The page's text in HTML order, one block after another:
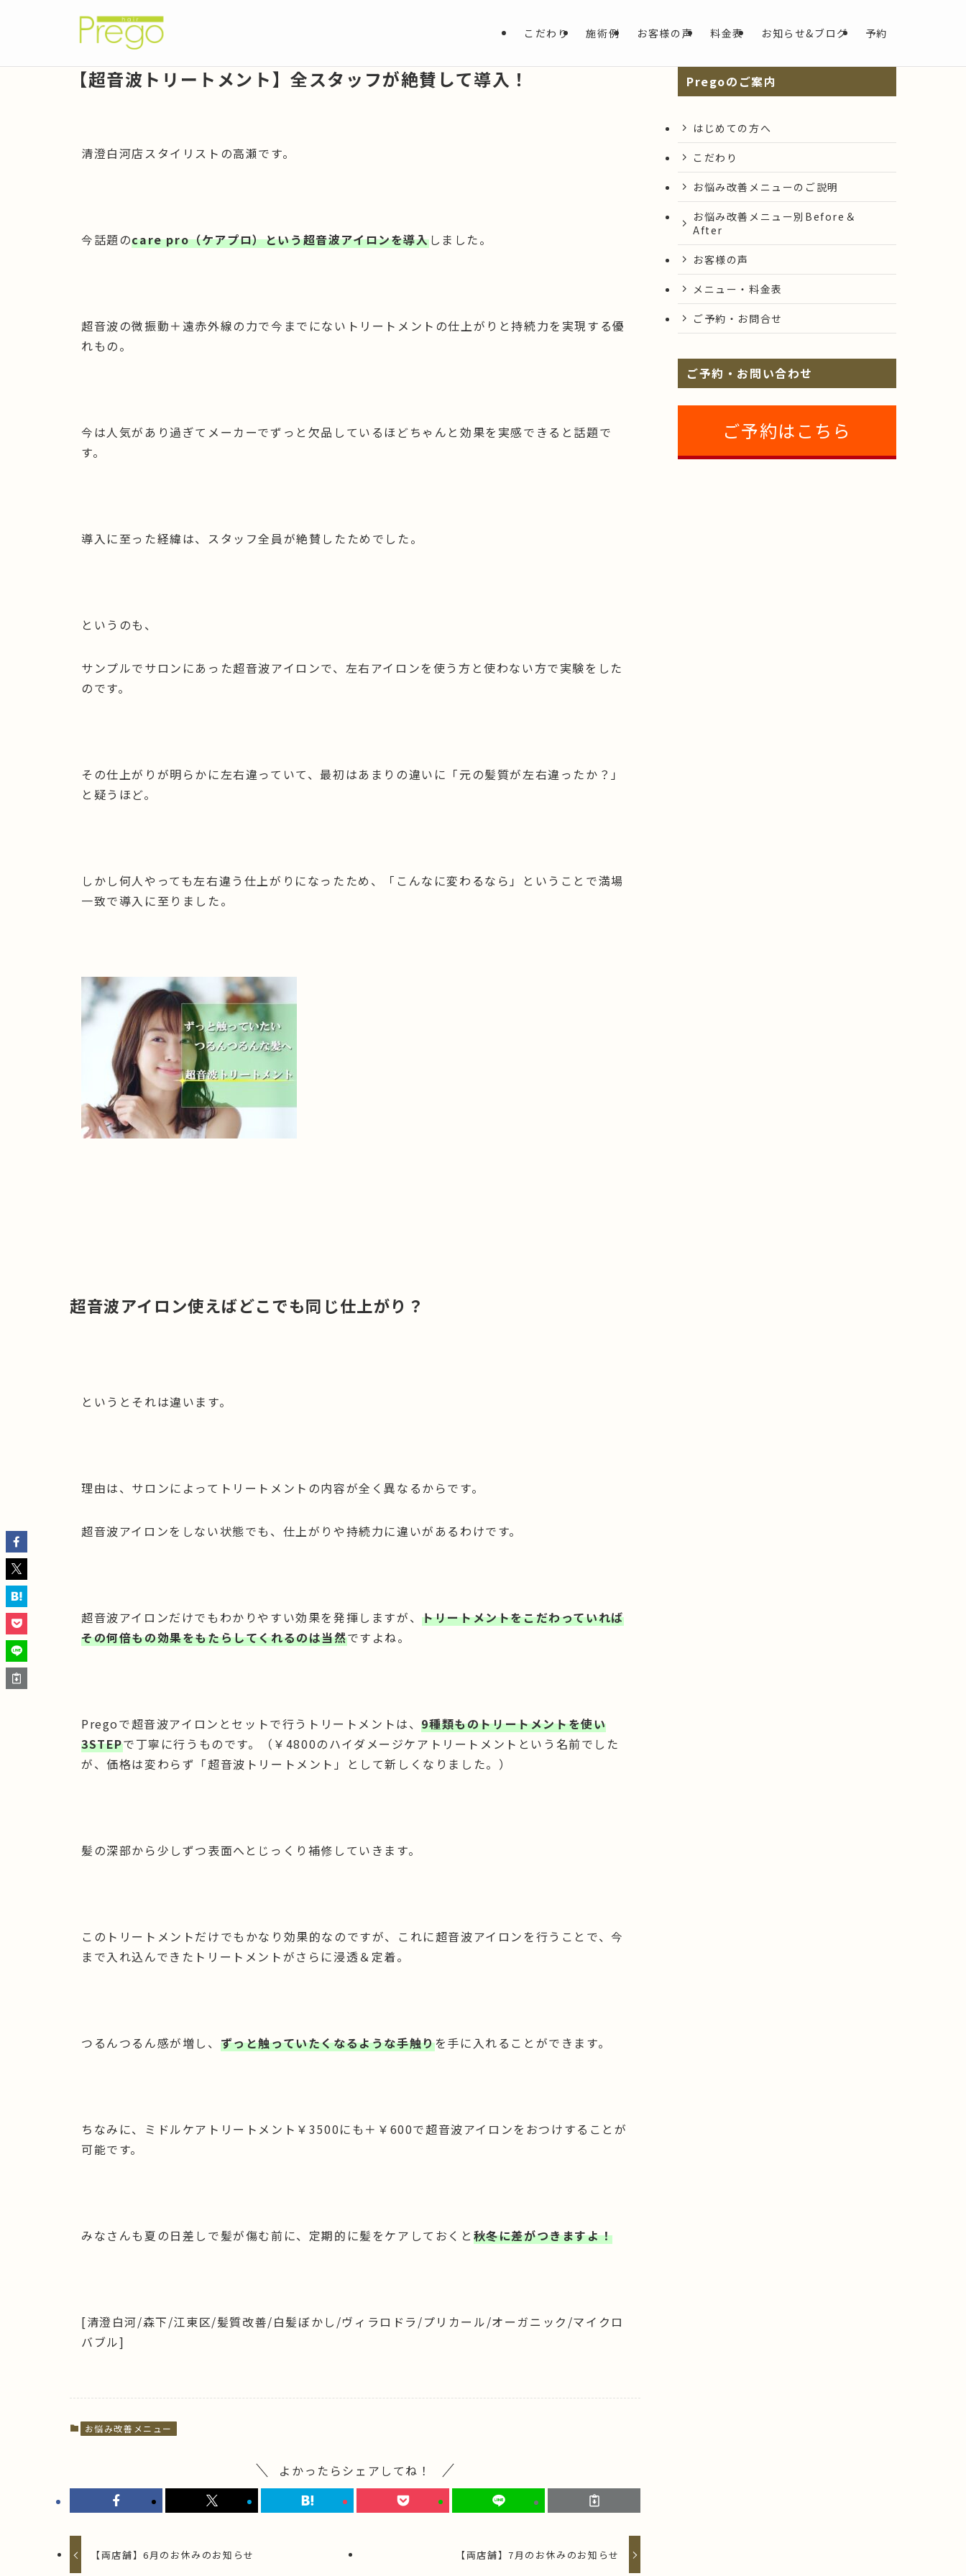
こだわり 施術例 お客様の声 料金表 お知らせ&ブログ 予約
【超音波トリートメント】全スタッフが絶賛して導入！
清澄白河店スタイリストの高瀬です。
今話題のcare pro（ケアプロ）という超音波アイロンを導入しました。
超音波の微振動＋遠赤外線の力で今までにないトリートメントの仕上がりと持続力を実現する優
れもの。
今は人気があり過ぎてメーカーでずっと欠品しているほどちゃんと効果を実感できると話題で
す。
導入に至った経緯は、スタッフ全員が絶賛したためでした。
というのも、
サンプルでサロンにあった超音波アイロンで、左右アイロンを使う方と使わない方で実験をした
のです。
その仕上がりが明らかに左右違っていて、最初はあまりの違いに「元の髪質が左右違ったか？」
と疑うほど。
しかし何人やっても左右違う仕上がりになったため、「こんなに変わるなら」ということで満場
一致で導入に至りました。
超音波アイロン使えばどこでも同じ仕上がり？
というとそれは違います。
理由は、サロンによってトリートメントの内容が全く異なるからです。
超音波アイロンをしない状態でも、仕上がりや持続力に違いがあるわけです。
超音波アイロンだけでもわかりやすい効果を発揮しますが、トリートメントをこだわっていれば
その何倍もの効果をもたらしてくれるのは当然ですよね。
Pregoで超音波アイロンとセットで行うトリートメントは、9種類ものトリートメントを使い
3STEPで丁寧に行うものです。（￥4800のハイダメージケアトリートメントという名前でした
が、価格は変わらず「超音波トリートメント」として新しくなりました。）
髪の深部から少しずつ表面へとじっくり補修していきます。
このトリートメントだけでもかなり効果的なのですが、これに超音波アイロンを行うことで、今
まで入れ込んできたトリートメントがさらに浸透＆定着。
つるんつるん感が増し、 ずっと触っていたくなるような手触りを手に入れることができます。
ちなみに、ミドルケアトリートメント￥3500にも＋￥600で超音波アイロンをおつけすることが
可能です。
みなさんも夏の日差しで髪が傷む前に、定期的に髪をケアしておくと 秋冬に差がつきますよ！
[清澄白河/森下/江東区/髪質改善/白髪ぼかし/ヴィラロドラ/プリカール/オーガニック/マイクロ
バブル]
お悩み改善メニュー
よかったらシェアしてね！
【両店舗】6月のお休みのお知らせ 【両店舗】7月のお休みのお知らせ
Pregoのご案内
はじめての方へ
こだわり
お悩み改善メニューのご説明
お悩み改善メニュー別Before＆
After
お客様の声
メニュー・料金表
ご予約・お問合せ
ご予約・お問い合わせ
ご予約はこちら